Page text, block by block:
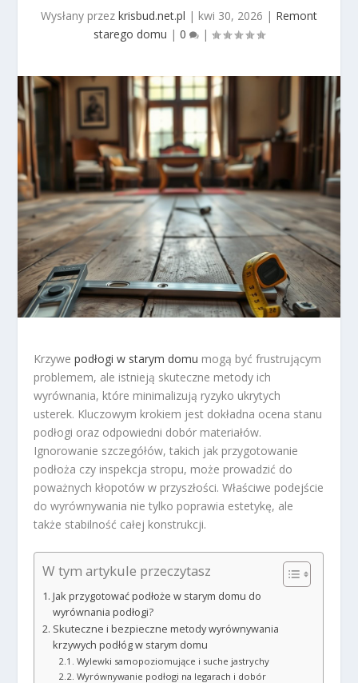
Wysłany przez krisbud.net.pl | kwi 30, 2026 | Remont
starego domu | 0 |
Krzywepodłogi w starym domu mogą być frustrującym
problemem, ale istnieją skuteczne metody ich
wyrównania, które minimalizują ryzyko ukrytych
usterek. Kluczowym krokiem jest dokładna ocena stanu
podłogi oraz odpowiedni dobór materiałów.
Ignorowanie szczegółów, takich jak przygotowanie
podłoża czy inspekcja stropu, może prowadzić do
poważnych kłopotów w przyszłości. Właściwe podejście
do wyrównywania nie tylko poprawia estetykę, ale
także stabilność całej konstrukcji.
W tym artykule przeczytasz
Jak przygotować podłoże w starym domu do
wyrównania podłogi?
Skuteczne i bezpieczne metody wyrównywania
krzywych podłóg w starym domu
Wylewki samopoziomujące i suche jastrychy
Wyrównywanie podłogi na legarach i dobór